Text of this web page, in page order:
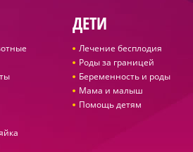
ДЕТИ
Лечение бесплодия
Роды за границей
Беременность и роды
Мама и малыш
Помощь детям